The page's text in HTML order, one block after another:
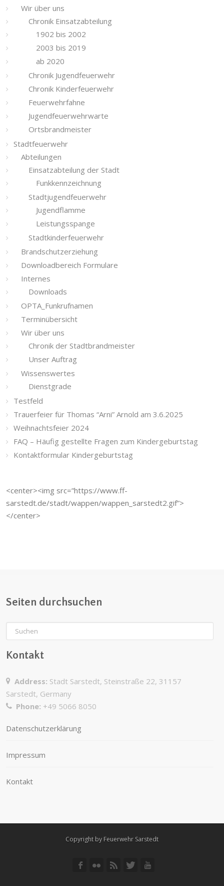
Wir über uns
Chronik Einsatzabteilung
1902 bis 2002
2003 bis 2019
ab 2020
Chronik Jugendfeuerwehr
Chronik Kinderfeuerwehr
Feuerwehrfahne
Jugendfeuerwehrwarte
Ortsbrandmeister
Stadtfeuerwehr
Abteilungen
Einsatzabteilung der Stadt
Funkkennzeichnung
Stadtjugendfeuerwehr
Jugendflamme
Leistungsspange
Stadtkinderfeuerwehr
Brandschutzerziehung
Downloadbereich Formulare
Internes
Downloads
OPTA_Funkrufnamen
Terminübersicht
Wir über uns
Chronik der Stadtbrandmeister
Unser Auftrag
Wissenswertes
Dienstgrade
Testfeld
Trauerfeier für Thomas “Arni” Arnold am 3.6.2025
Weihnachtsfeier 2024
FAQ – Häufig gestellte Fragen zum Kindergeburtstag
Kontaktformular Kindergeburtstag
<center><img src=”https://www.ff-
sarstedt.de/stadt/wappen/wappen_sarstedt2.gif”>
</center>
Seiten durchsuchen
Kontakt
Address: Stadt Sarstedt, Steinstraße 22, 31157
Sarstedt, Germany
Phone: +49 5066 8050
Datenschutzerklärung
Impressum
Kontakt
Copyright by Feuerwehr Sarstedt